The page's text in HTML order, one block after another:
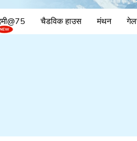
चैडविक हाउस मंथन